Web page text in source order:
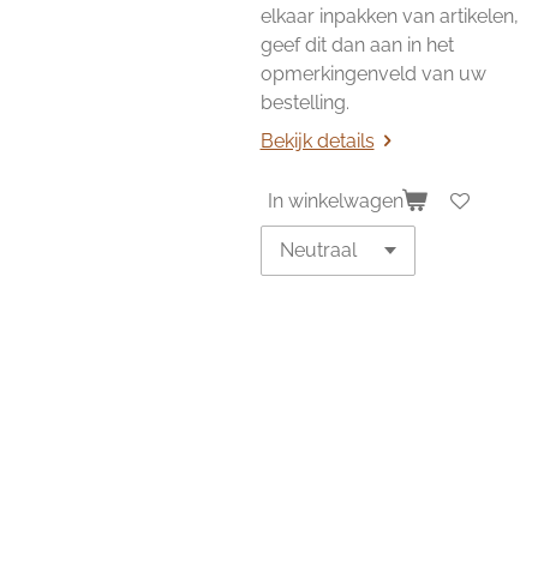
elkaar inpakken van artikelen,
geef dit dan aan in het
opmerkingenveld van uw
bestelling.
Bekijk details
In winkelwagen